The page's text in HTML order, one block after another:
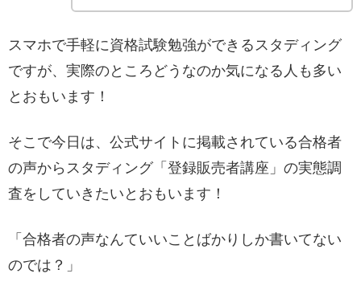
スマホで手軽に資格試験勉強ができるスタディング
ですが、実際のところどうなのか気になる人も多い
とおもいます！
そこで今日は、公式サイトに掲載されている合格者
の声からスタディング「登録販売者講座」の実態調
査をしていきたいとおもいます！
「合格者の声なんていいことばかりしか書いてない
のでは？」